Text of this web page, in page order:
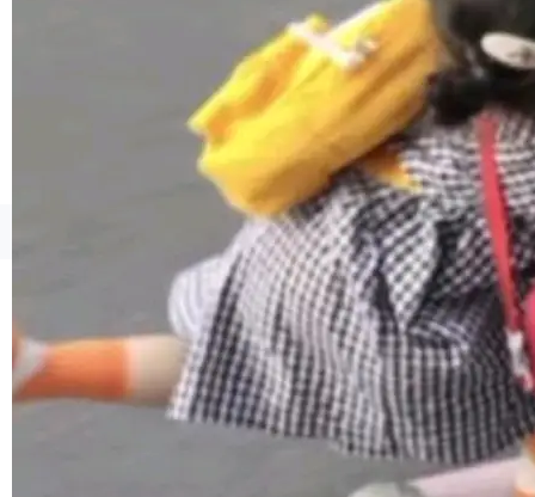
境、兼容场景、一键直出”。 Hy ASR 3.0 previe
w 不要求标准普通话，方言识别覆盖粤语、吴语
等 10 大方言片区和 20 余个二级小片区。在开
源评测集中，Hy ASR 3.0 preview 在多语种的
©OSCHINA(OSChina.NET) 京ICP备2025119063号